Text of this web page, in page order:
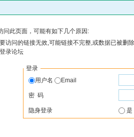
问此页面，可能有如下几个原因:
访问的链接无效,可能链接不完整,或数据已被删
录论坛
登录
用户名
Email
密 码
隐身登录